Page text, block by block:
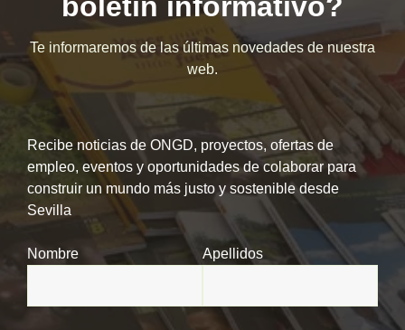
Te informaremos de las últimas novedades de nuestra
web.
Recibe noticias de ONGD, proyectos, ofertas de
empleo, eventos y oportunidades de colaborar para
construir un mundo más justo y sostenible desde
Sevilla
Nombre Apellidos